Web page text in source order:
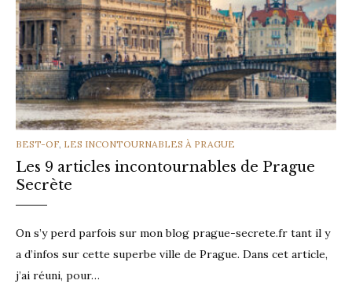
CATEGORIES
BEST-OF, LES INCONTOURNABLES À PRAGUE
Les 9 articles incontournables de Prague
Secrète
On s’y perd parfois sur mon blog prague-secrete.fr tant il y
a d’infos sur cette superbe ville de Prague. Dans cet article,
j’ai réuni, pour…